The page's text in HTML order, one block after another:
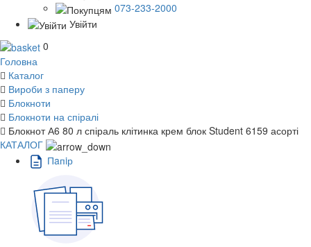
073-233-2000
Увійти
0
Головна
Каталог
Вироби з паперу
Блокноти
Блокноти на спіралі
Блокнот А6 80 л спіраль клітинка крем блок Student 6159 асорті
КАТАЛОГ
Пaпiр